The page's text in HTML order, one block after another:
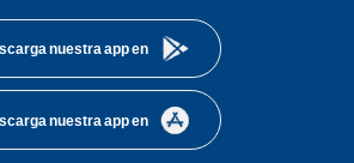
nuestra app en
nuestra app en